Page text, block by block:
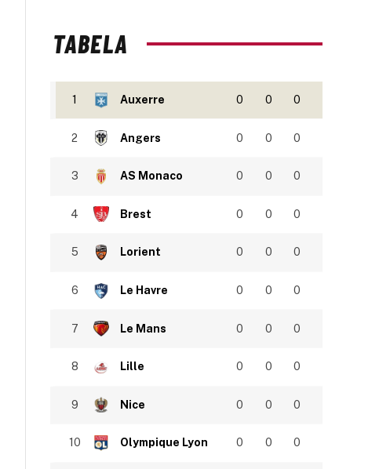
TABELA
1 Auxerre 0 0 0
2 Angers 0 0 0
3 AS Monaco 0 0 0
4 Brest 0 0 0
5 Lorient 0 0 0
6 Le Havre 0 0 0
7 Le Mans 0 0 0
8 Lille 0 0 0
9 Nice 0 0 0
10 Olympique Lyon 0 0 0